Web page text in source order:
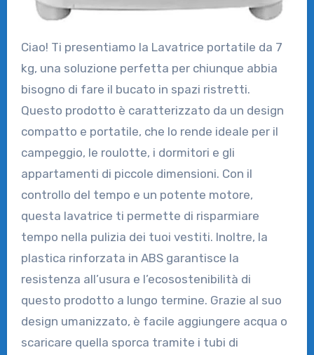
Ciao! Ti presentiamo la Lavatrice portatile da 7
kg, una soluzione perfetta per chiunque abbia
bisogno di fare il bucato in spazi ristretti.
Questo prodotto è caratterizzato da un design
compatto e portatile, che lo rende ideale per il
campeggio, le roulotte, i dormitori e gli
appartamenti di piccole dimensioni. Con il
controllo del tempo e un potente motore,
questa lavatrice ti permette di risparmiare
tempo nella pulizia dei tuoi vestiti. Inoltre, la
plastica rinforzata in ABS garantisce la
resistenza all’usura e l’ecosostenibilità di
questo prodotto a lungo termine. Grazie al suo
design umanizzato, è facile aggiungere acqua o
scaricare quella sporca tramite i tubi di